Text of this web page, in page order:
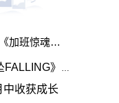
院线电影《加班惊魂》开机 新锐演员鲍李宁担男一引期待
》 变发出辑
中收获成长